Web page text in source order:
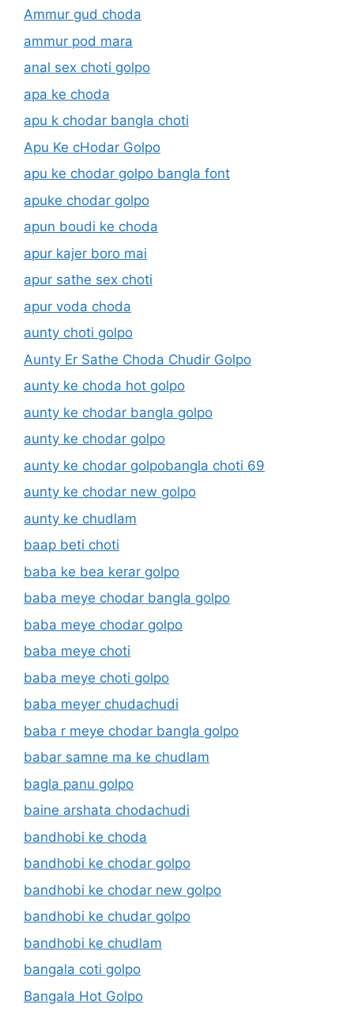
Ammur gud choda
ammur pod mara
anal sex choti golpo
apa ke choda
apu k chodar bangla choti
Apu Ke cHodar Golpo
apu ke chodar golpo bangla font
apuke chodar golpo
apun boudi ke choda
apur kajer boro mai
apur sathe sex choti
apur voda choda
aunty choti golpo
Aunty Er Sathe Choda Chudir Golpo
aunty ke choda hot golpo
aunty ke chodar bangla golpo
aunty ke chodar golpo
aunty ke chodar golpobangla choti 69
aunty ke chodar new golpo
aunty ke chudlam
baap beti choti
baba ke bea kerar golpo
baba meye chodar bangla golpo
baba meye chodar golpo
baba meye choti
baba meye choti golpo
baba meyer chudachudi
baba r meye chodar bangla golpo
babar samne ma ke chudlam
bagla panu golpo
baine arshata chodachudi
bandhobi ke choda
bandhobi ke chodar golpo
bandhobi ke chodar new golpo
bandhobi ke chudar golpo
bandhobi ke chudlam
bangala coti golpo
Bangala Hot Golpo